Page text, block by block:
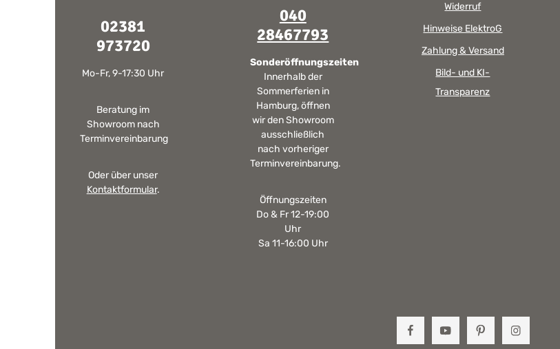
02381
973720
Mo-Fr, 9-17:30 Uhr
Beratung im
Showroom nach
Terminvereinbarung
Oder über unser
Kontaktformular.
040
28467793
Sonderöffnungszeiten
Innerhalb der
Sommerferien in
Hamburg, öffnen
wir den Showroom
ausschließlich
nach vorheriger
Terminvereinbarung.
Öffnungszeiten
Do & Fr 12-19:00
Uhr
Sa 11-16:00 Uhr
Widerruf
Hinweise ElektroG
Zahlung & Versand
Bild- und KI-
Transparenz